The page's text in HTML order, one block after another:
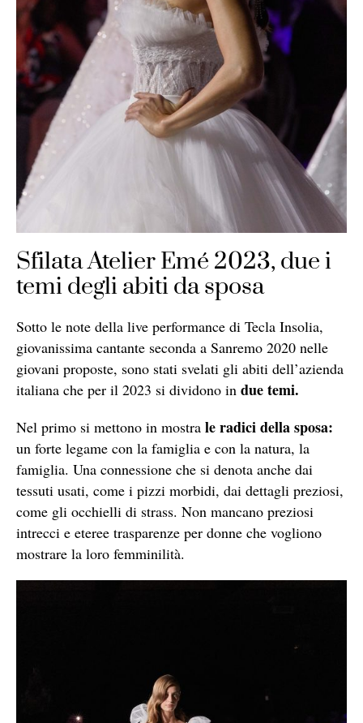
Sfilata Atelier Emé 2023, due i
temi degli abiti da sposa
Sotto le note della live performance di Tecla Insolia,
giovanissima cantante seconda a Sanremo 2020 nelle
giovani proposte, sono stati svelati gli abiti dell’azienda
italiana che per il 2023 si dividono in due temi.
Nel primo si mettono in mostra le radici della sposa:
un forte legame con la famiglia e con la natura, la
famiglia. Una connessione che si denota anche dai
tessuti usati, come i pizzi morbidi, dai dettagli preziosi,
come gli occhielli di strass. Non mancano preziosi
intrecci e eteree trasparenze per donne che vogliono
mostrare la loro femminilità.